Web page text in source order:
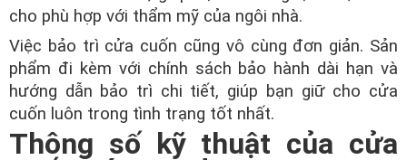
cho phù hợp với thẩm mỹ của ngôi nhà.
Việc bảo trì cửa cuốn cũng vô cùng đơn giản. Sản
phẩm đi kèm với chính sách bảo hành dài hạn và
hướng dẫn bảo trì chi tiết, giúp bạn giữ cho cửa
cuốn luôn trong tình trạng tốt nhất.
Thông số kỹ thuật của cửa